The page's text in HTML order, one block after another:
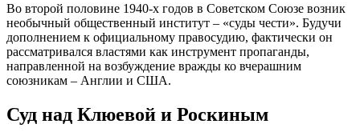
Во второй половине 1940-х годов в Советском Союзе возник
необычный общественный институт – «суды чести». Будучи
дополнением к официальному правосудию, фактически он
рассматривался властями как инструмент пропаганды,
направленной на возбуждение вражды ко вчерашним
союзникам – Англии и США.
Суд над Клюевой и Роскиным